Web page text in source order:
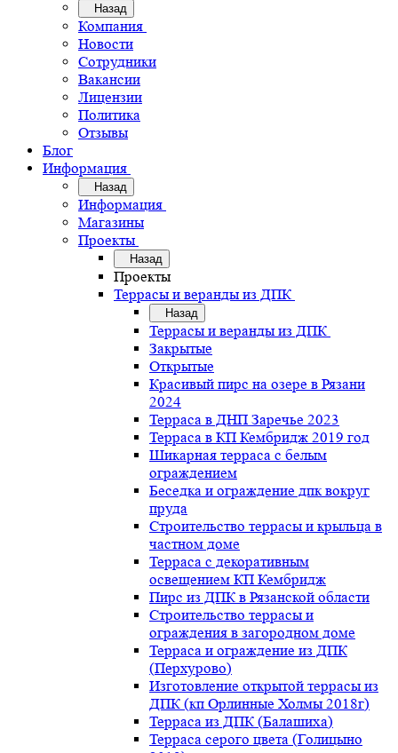
Назад
Компания
Новости
Сотрудники
Вакансии
Лицензии
Политика
Отзывы
Блог
Информация
Назад
Информация
Магазины
Проекты
Назад
Проекты
Террасы и веранды из ДПК
Назад
Террасы и веранды из ДПК
Закрытые
Открытые
Красивый пирс на озере в Рязани
2024
Терраса в ДНП Заречье 2023
Терраса в КП Кембридж 2019 год
Шикарная терраса с белым
ограждением
Беседка и ограждение дпк вокруг
пруда
Строительство террасы и крыльца в
частном доме
Терраса с декоративным
освещением КП Кембридж
Пирс из ДПК в Рязанской области
Строительство террасы и
ограждения в загородном доме
Терраса и ограждение из ДПК
(Перхурово)
Изготовление открытой террасы из
ДПК (кп Орлинные Холмы 2018г)
Терраса из ДПК (Балашиха)
Терраса серого цвета (Голицыно